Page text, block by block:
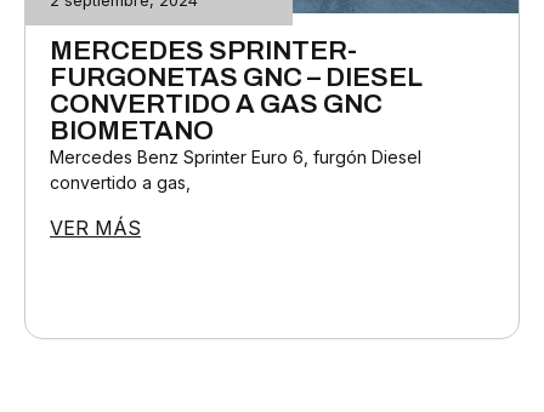
MERCEDES SPRINTER-
FURGONETAS GNC – DIESEL
CONVERTIDO A GAS GNC
BIOMETANO
Mercedes Benz Sprinter Euro 6, furgón Diesel
convertido a gas,
VER MÁS